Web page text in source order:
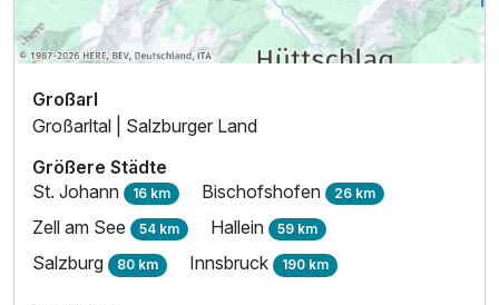
Ausstattung
Für 7 Tage
Großarl
Großarltal | Salzburger Land
Größere Städte
St. Johann 16 km Bischofshofen 26 km
Zell am See 54 km Hallein 59 km
Salzburg 80 km Innsbruck 190 km